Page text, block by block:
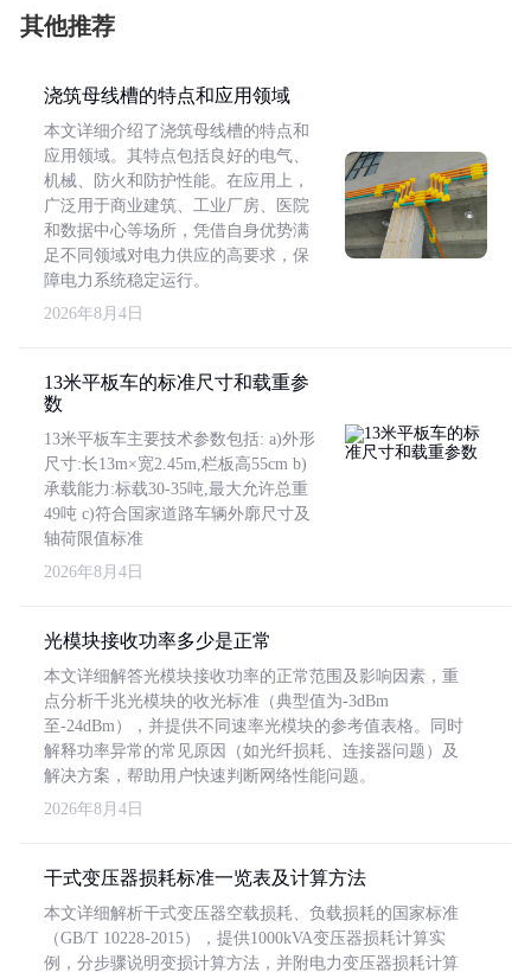
其他推荐
浇筑母线槽的特点和应用领域
本文详细介绍了浇筑母线槽的特点和
应用领域。其特点包括良好的电气、
机械、防火和防护性能。在应用上，
广泛用于商业建筑、工业厂房、医院
和数据中心等场所，凭借自身优势满
足不同领域对电力供应的高要求，保
障电力系统稳定运行。
2026年8月4日
13米平板车的标准尺寸和载重参
数
13米平板车主要技术参数包括: a)外形
尺寸:长13m×宽2.45m,栏板高55cm b)
承载能力:标载30-35吨,最大允许总重
49吨 c)符合国家道路车辆外廓尺寸及
轴荷限值标准
2026年8月4日
光模块接收功率多少是正常
本文详细解答光模块接收功率的正常范围及影响因素，重
点分析千兆光模块的收光标准（典型值为-3dBm
至-24dBm），并提供不同速率光模块的参考值表格。同时
解释功率异常的常见原因（如光纤损耗、连接器问题）及
解决方案，帮助用户快速判断网络性能问题。
2026年8月4日
干式变压器损耗标准一览表及计算方法
本文详细解析干式变压器空载损耗、负载损耗的国家标准
（GB/T 10228-2015），提供1000kVA变压器损耗计算实
例，分步骤说明变损计算方法，并附电力变压器损耗计算